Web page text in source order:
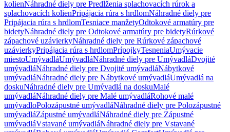
kolienNáhradné diely pre Predĺženia splachovacích rúrok a
splachovacích kolienPripájacia rúra s hrdlomNáhradné diely pre
Pripájacia rúra s hrdlomTesniace manžetyOdtokové armatúry pre
bidetyNáhradné diely pre Odtokové armatúry pre bidetyRúrkové
zápachové uzávierkyNáhradné diely pre Rúrkové zápachové
uzávierkyPripájacia rúra s hrdlomPrípojkyTesneniaUmývacie
miestoUmývadláUmývadláNáhradné diely pre UmývadláDvojité
umývadláNáhradné diely pre Dvojité umývadláNábytkové
umývadláNáhradné diely pre Nábytkové umývadláUmývadlá na
doskuNáhradné diely pre Umývadlá na doskuMalé
umývadláNáhradné diely pre Malé umývadláRohové malé
umývadloPolozápustné umývadláNáhradné diely pre Polozápustné
umývadláZápustné umývadláNáhradné diely pre Zápustné
umývadláVstavané umývadláNáhradné diely pre Vstavané